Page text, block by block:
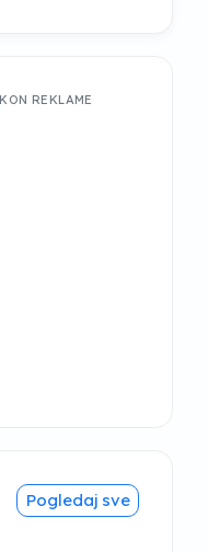
REKLAME
Pogledaj sve